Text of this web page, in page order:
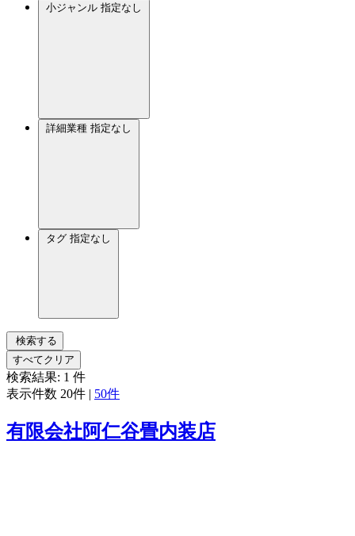
小ジャンル 指定なし
詳細業種 指定なし
タグ 指定なし
検索する
すべてクリア
検索結果: 1 件
表示件数 20件 | 50件
有限会社阿仁谷畳内装店